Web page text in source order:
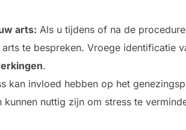
arts: Als u tijdens of na de
te bespreken. Vroege identificatie
.
kan invloed hebben op het
kunnen nuttig zijn om stress te